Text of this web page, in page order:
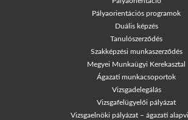
Pályaorientációs programok
Duális képzés
Tanulószerződés
Szakképzési munkaszerződés
Megyei Munkaügyi Kerekasztal
Ágazati munkacsoportok
Vizsgadelegálás
Vizsgafelügyelői pályázat
Vizsgaelnöki pályázat – ágazati